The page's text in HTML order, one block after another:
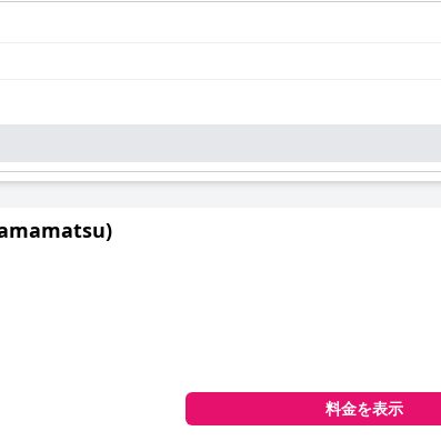
れています。素晴らしい景色を望む大きな窓、快適なベッ
の指摘もありますが、ホテルの全体的な清潔さに関する肯
喜んで手助けしてくれる姿勢が賞賛されており、ゲストエク
的でプロフェッショナルな雰囲気に貢献しています。
気を頻繁に強調しています。一流シェフによる料理は、贅
滞在に貢献しています。
サービス、快適な宿泊施設を特徴とする、総合的に満足度
料金を表示